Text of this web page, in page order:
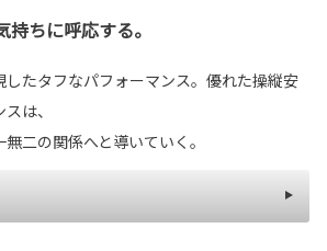
持ちに呼応する。
したタフなパフォーマンス。優れた操縦安
は、
二の関係へと導いていく。